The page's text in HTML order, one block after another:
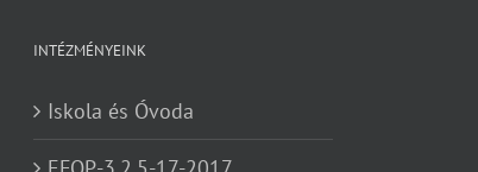
INTÉZMÉNYEINK
Iskola és Óvoda